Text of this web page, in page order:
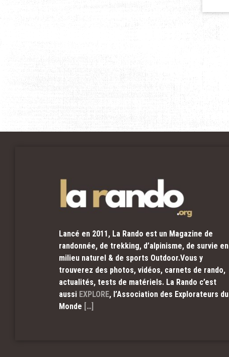
Lancé en 2011, La Rando est un Magazine de
randonnée, de trekking, d’alpinisme, de survie en
milieu naturel & de sports Outdoor.Vous y
trouverez des photos, vidéos, carnets de rando,
actualités, tests de matériels. La Rando c’est
aussi EXPLORE, l’Association des Explorateurs du
Monde […]